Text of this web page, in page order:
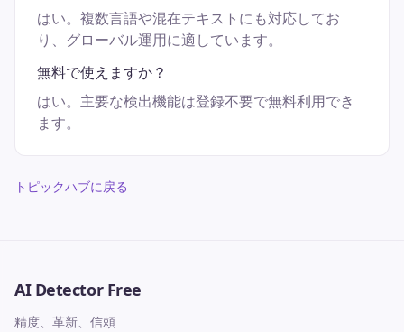
はい。複数言語や混在テキストにも対応してお
り、グローバル運用に適しています。
無料で使えますか？
はい。主要な検出機能は登録不要で無料利用でき
ます。
トピックハブに戻る
AI Detector Free
精度、革新、信頼